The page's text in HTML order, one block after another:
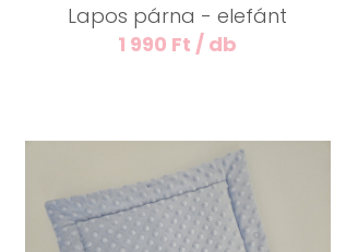
Lapos párna - elefánt
1 990 Ft / db